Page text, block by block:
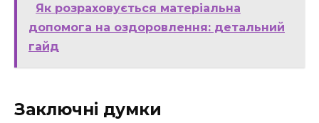
Як розраховується матеріальна
допомога на оздоровлення: детальний
гайд
Заключні думки